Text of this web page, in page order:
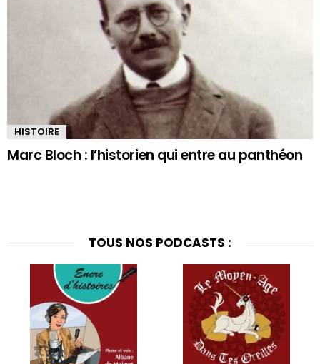
HISTOIRE
Marc Bloch : l’historien qui entre au panthéon
TOUS NOS PODCASTS :